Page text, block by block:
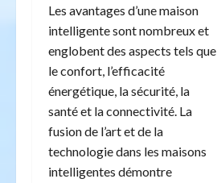
Les avantages d’une maison
intelligente sont nombreux et
englobent des aspects tels que
le confort, l’efficacité
énergétique, la sécurité, la
santé et la connectivité. La
fusion de l’art et de la
technologie dans les maisons
intelligentes démontre